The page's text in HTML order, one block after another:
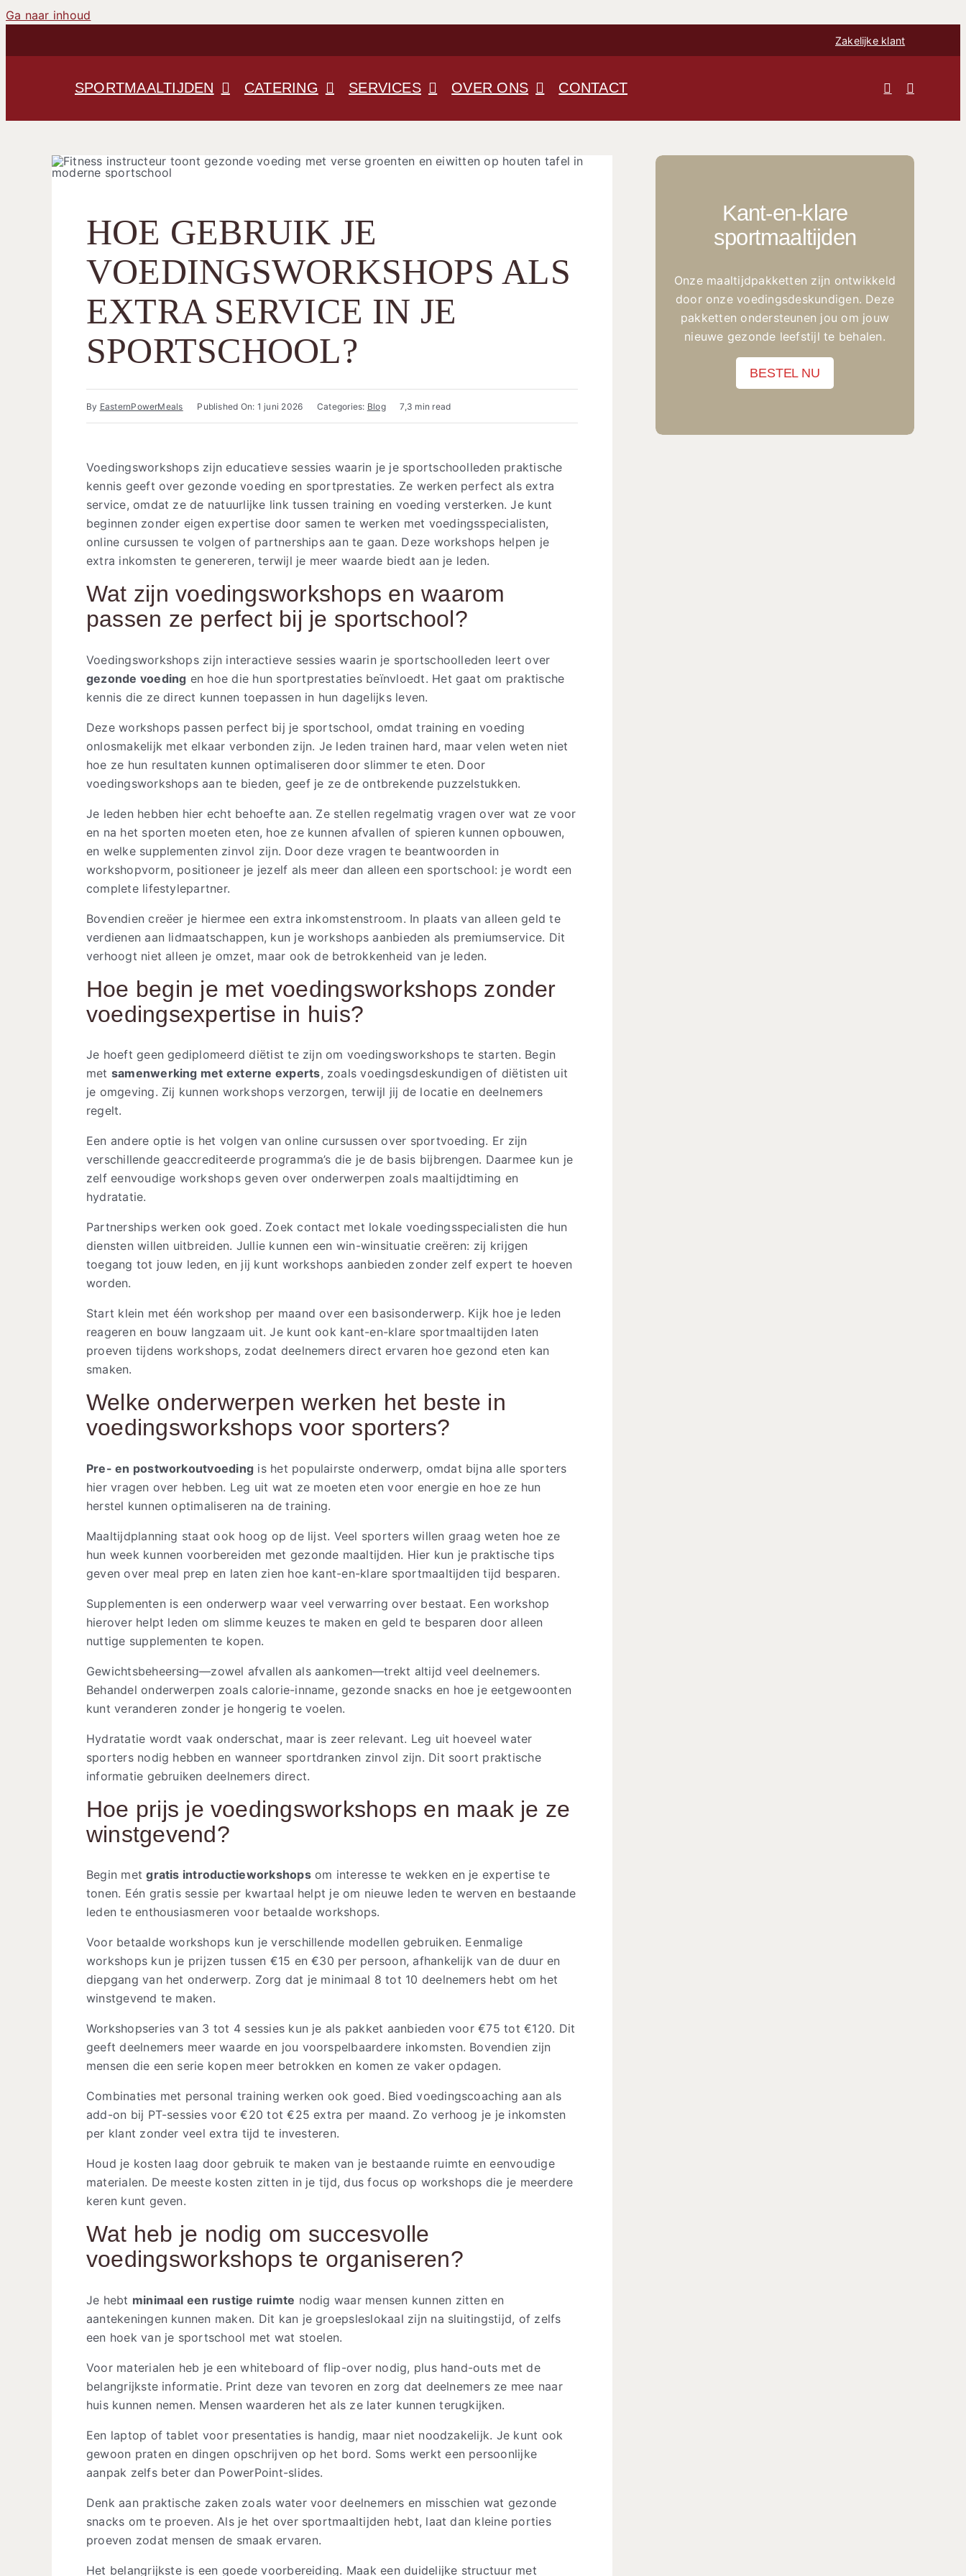
Ga naar inhoud
Zakelijke klant
SPORTMAALTIJDEN CATERING SERVICES OVER ONS CONTACT
HOE GEBRUIK JE
VOEDINGSWORKSHOPS ALS
EXTRA SERVICE IN JE
SPORTSCHOOL?
By EasternPowerMeals Published On: 1 juni 2026 Categories: Blog 7,3 min read
Voedingsworkshops zijn educatieve sessies waarin je je sportschoolleden praktische
kennis geeft over gezonde voeding en sportprestaties. Ze werken perfect als extra
service, omdat ze de natuurlijke link tussen training en voeding versterken. Je kunt
beginnen zonder eigen expertise door samen te werken met voedingsspecialisten,
online cursussen te volgen of partnerships aan te gaan. Deze workshops helpen je
extra inkomsten te genereren, terwijl je meer waarde biedt aan je leden.
Wat zijn voedingsworkshops en waarom
passen ze perfect bij je sportschool?
Voedingsworkshops zijn interactieve sessies waarin je sportschoolleden leert over
gezonde voeding en hoe die hun sportprestaties beïnvloedt. Het gaat om praktische
kennis die ze direct kunnen toepassen in hun dagelijks leven.
Deze workshops passen perfect bij je sportschool, omdat training en voeding
onlosmakelijk met elkaar verbonden zijn. Je leden trainen hard, maar velen weten niet
hoe ze hun resultaten kunnen optimaliseren door slimmer te eten. Door
voedingsworkshops aan te bieden, geef je ze de ontbrekende puzzelstukken.
Je leden hebben hier echt behoefte aan. Ze stellen regelmatig vragen over wat ze voor
en na het sporten moeten eten, hoe ze kunnen afvallen of spieren kunnen opbouwen,
en welke supplementen zinvol zijn. Door deze vragen te beantwoorden in
workshopvorm, positioneer je jezelf als meer dan alleen een sportschool: je wordt een
complete lifestylepartner.
Bovendien creëer je hiermee een extra inkomstenstroom. In plaats van alleen geld te
verdienen aan lidmaatschappen, kun je workshops aanbieden als premiumservice. Dit
verhoogt niet alleen je omzet, maar ook de betrokkenheid van je leden.
Hoe begin je met voedingsworkshops zonder
voedingsexpertise in huis?
Je hoeft geen gediplomeerd diëtist te zijn om voedingsworkshops te starten. Begin
met samenwerking met externe experts, zoals voedingsdeskundigen of diëtisten uit
je omgeving. Zij kunnen workshops verzorgen, terwijl jij de locatie en deelnemers
regelt.
Een andere optie is het volgen van online cursussen over sportvoeding. Er zijn
verschillende geaccrediteerde programma’s die je de basis bijbrengen. Daarmee kun je
zelf eenvoudige workshops geven over onderwerpen zoals maaltijdtiming en
hydratatie.
Partnerships werken ook goed. Zoek contact met lokale voedingsspecialisten die hun
diensten willen uitbreiden. Jullie kunnen een win-winsituatie creëren: zij krijgen
toegang tot jouw leden, en jij kunt workshops aanbieden zonder zelf expert te hoeven
worden.
Start klein met één workshop per maand over een basisonderwerp. Kijk hoe je leden
reageren en bouw langzaam uit. Je kunt ook kant-en-klare sportmaaltijden laten
proeven tijdens workshops, zodat deelnemers direct ervaren hoe gezond eten kan
smaken.
Welke onderwerpen werken het beste in
voedingsworkshops voor sporters?
Pre- en postworkoutvoeding is het populairste onderwerp, omdat bijna alle sporters
hier vragen over hebben. Leg uit wat ze moeten eten voor energie en hoe ze hun
herstel kunnen optimaliseren na de training.
Maaltijdplanning staat ook hoog op de lijst. Veel sporters willen graag weten hoe ze
hun week kunnen voorbereiden met gezonde maaltijden. Hier kun je praktische tips
geven over meal prep en laten zien hoe kant-en-klare sportmaaltijden tijd besparen.
Supplementen is een onderwerp waar veel verwarring over bestaat. Een workshop
hierover helpt leden om slimme keuzes te maken en geld te besparen door alleen
nuttige supplementen te kopen.
Gewichtsbeheersing—zowel afvallen als aankomen—trekt altijd veel deelnemers.
Behandel onderwerpen zoals calorie-inname, gezonde snacks en hoe je eetgewoonten
kunt veranderen zonder je hongerig te voelen.
Hydratatie wordt vaak onderschat, maar is zeer relevant. Leg uit hoeveel water
sporters nodig hebben en wanneer sportdranken zinvol zijn. Dit soort praktische
informatie gebruiken deelnemers direct.
Hoe prijs je voedingsworkshops en maak je ze
winstgevend?
Begin metgratis introductieworkshopsom interesse te wekken en je expertise te
tonen. Eén gratis sessie per kwartaal helpt je om nieuwe leden te werven en bestaande
leden te enthousiasmeren voor betaalde workshops.
Voor betaalde workshops kun je verschillende modellen gebruiken. Eenmalige
workshops kun je prijzen tussen €15 en €30 per persoon, afhankelijk van de duur en
diepgang van het onderwerp. Zorg dat je minimaal 8 tot 10 deelnemers hebt om het
winstgevend te maken.
Workshopseries van 3 tot 4 sessies kun je als pakket aanbieden voor €75 tot €120. Dit
geeft deelnemers meer waarde en jou voorspelbaardere inkomsten. Bovendien zijn
mensen die een serie kopen meer betrokken en komen ze vaker opdagen.
Combinaties met personal training werken ook goed. Bied voedingscoaching aan als
add-on bij PT-sessies voor €20 tot €25 extra per maand. Zo verhoog je je inkomsten
per klant zonder veel extra tijd te investeren.
Houd je kosten laag door gebruik te maken van je bestaande ruimte en eenvoudige
materialen. De meeste kosten zitten in je tijd, dus focus op workshops die je meerdere
keren kunt geven.
Wat heb je nodig om succesvolle
voedingsworkshops te organiseren?
Je hebt minimaal een rustige ruimte nodig waar mensen kunnen zitten en
aantekeningen kunnen maken. Dit kan je groepsleslokaal zijn na sluitingstijd, of zelfs
een hoek van je sportschool met wat stoelen.
Voor materialen heb je een whiteboard of flip-over nodig, plus hand-outs met de
belangrijkste informatie. Print deze van tevoren en zorg dat deelnemers ze mee naar
huis kunnen nemen. Mensen waarderen het als ze later kunnen terugkijken.
Een laptop of tablet voor presentaties is handig, maar niet noodzakelijk. Je kunt ook
gewoon praten en dingen opschrijven op het bord. Soms werkt een persoonlijke
aanpak zelfs beter dan PowerPoint-slides.
Denk aan praktische zaken zoals water voor deelnemers en misschien wat gezonde
snacks om te proeven. Als je het over sportmaaltijden hebt, laat dan kleine porties
proeven zodat mensen de smaak ervaren.
Het belangrijkste is een goede voorbereiding. Maak een duidelijke structuur met
Kant-en-klare
sportmaaltijden
Onze maaltijdpakketten zijn ontwikkeld
door onze voedingsdeskundigen. Deze
pakketten ondersteunen jou om jouw
nieuwe gezonde leefstijl te behalen.
BESTEL NU